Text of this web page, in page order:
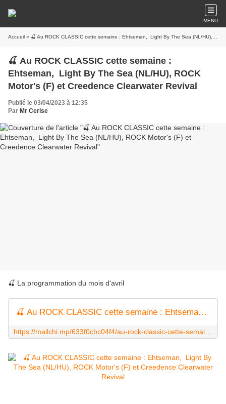
MENU
Accueil » 🍒 Au ROCK CLASSIC cette semaine : Ehtseman, Light By The Sea (NL/HU), ROCK Motor's (F) et Creedence Clearwater Revival
🍒 Au ROCK CLASSIC cette semaine :
Ehtseman, Light By The Sea (NL/HU), ROCK
Motor's (F) et Creedence Clearwater Revival
Publié le 03/04/2023 à 12:35
Par Mr Cerise
🍒 La programmation du mois d'avril
🍒 Au ROCK CLASSIC cette semaine : Ehtseman, Light By The Sea (NL/HU), ROCK Motor's (F) et Creedence Clearwater Revival tribute band